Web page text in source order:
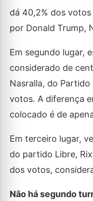
dá 40,2% dos
por Donald Trump,
Em segundo lugar,
considerado de
Nasralla, do Partido
votos. A diferença
colocado é de
Em terceiro lugar,
do partido Libre,
dos votos,
Não há segundo